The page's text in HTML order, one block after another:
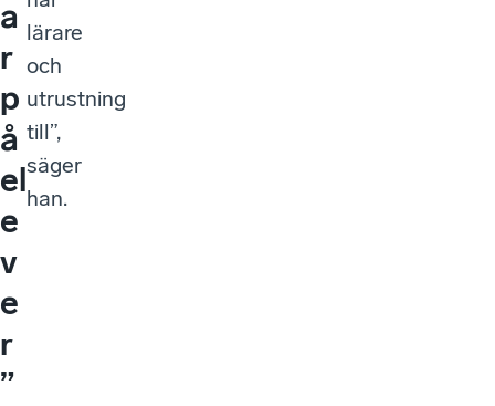
a
r
p
å
el
e
v
e
r
”
lärare
och
utrustning
till”,
säger
han.